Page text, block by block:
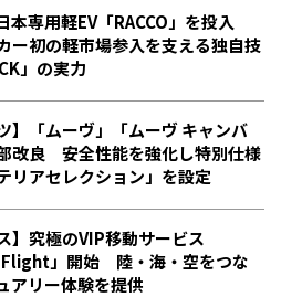
本専用軽EV「RACCO」を投入
ー初の軽市場参入を支える独自技
」の実力
】「ムーヴ」「ムーヴ キャンバ
改良 安全性能を強化し特別仕様
リアセレクション」を設定
】究極のVIP移動サービス
Flight」開始 陸・海・空をつな
アリー体験を提供